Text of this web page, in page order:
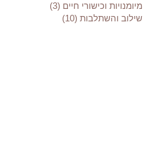
מיומנויות וכישורי חיים (3)
שילוב והשתלבות (10)